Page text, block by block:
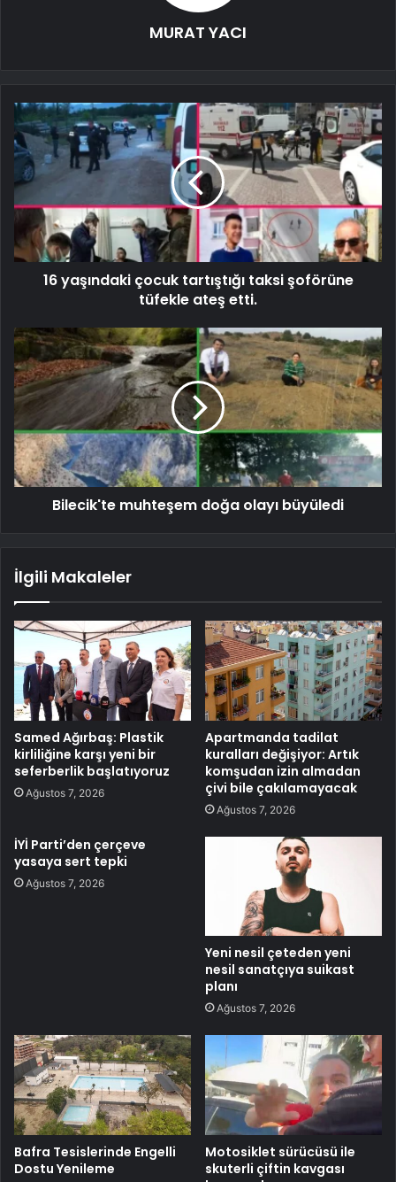
MURAT YACI
16 yaşındaki çocuk tartıştığı taksi şoförüne
tüfekle ateş etti.
Bilecik'te muhteşem doğa olayı büyüledi
İlgili Makaleler
Samed Ağırbaş: Plastik
kirliliğine karşı yeni bir
seferberlik başlatıyoruz
Ağustos 7, 2026
Apartmanda tadilat
kuralları değişiyor: Artık
komşudan izin almadan
çivi bile çakılamayacak
Ağustos 7, 2026
İYİ Parti’den çerçeve
yasaya sert tepki
Ağustos 7, 2026
Yeni nesil çeteden yeni
nesil sanatçıya suikast
planı
Ağustos 7, 2026
Bafra Tesislerinde Engelli
Dostu Yenileme
Motosiklet sürücüsü ile
skuterli çiftin kavgası